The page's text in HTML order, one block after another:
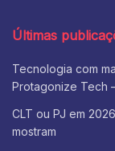
Últimas
Tecnologia com
Protagonize Tech
CLT ou PJ em
mostram